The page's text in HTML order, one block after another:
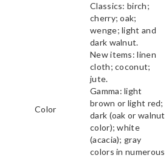
Color
Classics: birch;
cherry; oak;
wenge; light and
dark walnut.
New items: linen
cloth; coconut;
jute.
Gamma: light
brown or light red;
dark (oak or walnut
color); white
(acacia); gray
colors in numerous